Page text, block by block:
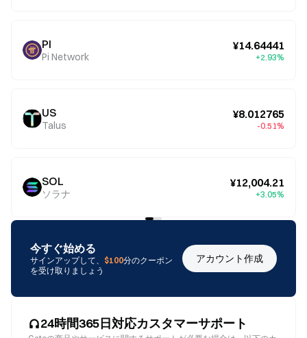
PI
Pi Network
¥14.64441
+2.93%
US
Talus
¥8.012765
-0.51%
SOL
ソラナ
¥12,004.21
+3.05%
今すぐ始める
サインアップして、 $100分のクーポン
を受け取りましょう
アカウント作成
24時間365日対応カスタマーサポート